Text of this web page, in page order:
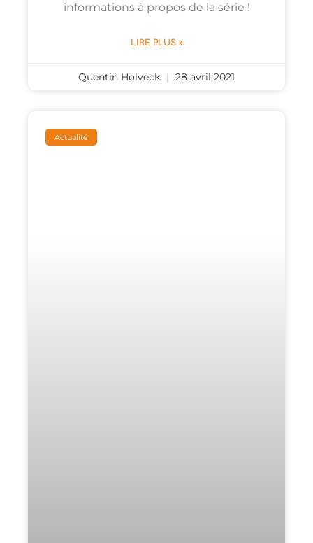
informations à propos de la série !
LIRE PLUS »
Quentin Holveck 28 avril 2021
Actualité